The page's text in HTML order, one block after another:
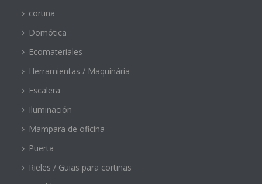
cortina
Domótica
Ecomateriales
Herramientas / Maquinária
Escalera
Iluminación
Mampara de oficina
Puerta
Rieles / Guias para cortinas